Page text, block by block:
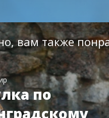
вам также
по